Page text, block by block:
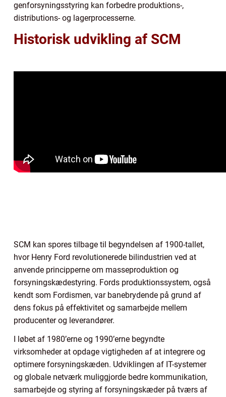
genforsyningsstyring kan forbedre produktions-,
distributions- og lagerprocesserne.
Historisk udvikling af SCM
SCM kan spores tilbage til begyndelsen af 1900-tallet,
hvor Henry Ford revolutionerede bilindustrien ved at
anvende principperne om masseproduktion og
forsyningskædestyring. Fords produktionssystem, også
kendt som Fordismen, var banebrydende på grund af
dens fokus på effektivitet og samarbejde mellem
producenter og leverandører.
I løbet af 1980’erne og 1990’erne begyndte
virksomheder at opdage vigtigheden af at integrere og
optimere forsyningskæden. Udviklingen af IT-systemer
og globale netværk muliggjorde bedre kommunikation,
samarbejde og styring af forsyningskæder på tværs af